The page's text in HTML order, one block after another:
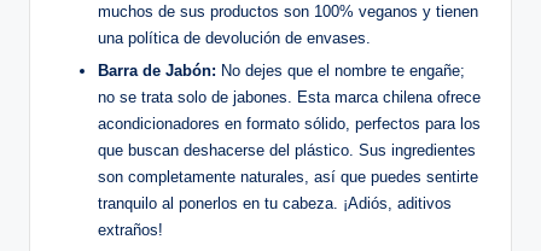
muchos de sus productos son 100% veganos y tienen
una política de devolución de envases.
Barra de Jabón: No dejes que el nombre te engañe;
no se trata solo de jabones. Esta marca chilena ofrece
acondicionadores en formato sólido, perfectos para los
que buscan deshacerse del plástico. Sus ingredientes
son completamente naturales, así que puedes sentirte
tranquilo al ponerlos en tu cabeza. ¡Adiós, aditivos
extraños!